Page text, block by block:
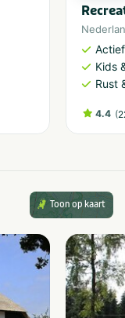
Kids
Rust
4.4 (
Toon op kaart